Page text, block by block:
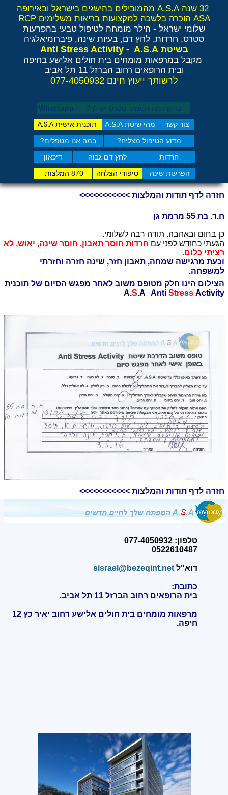
צור קשר מהי שיטת A.S.A תוכנית אישיתA.S.A
חרדות לחץ דם גבוה דיכאון
מדוע הטיפול מצליח? במה אנו מטפלים?
הפרעות שינה סיפורי הצלחה 870 המלצות
בדוק כמה תסמיני סט​רס יש לך? Whatsapp
32 שנה A.S.A מהמובילים בהישגים בישראל ובאירופה
ASA הוכרה בלשכה למקצועות בריאות משלימים RCP
שלומי ישראל - הילר מומחה לטיפול טבעי בהפרעות
סטרס, חרדות, לחץ דם, בעיות שינה, פיברומיאלגיה
בשיטת Anti Stress Activity - A.S.A
מקבל במרפאות מומחים בית חולים אלישע בחיפה
ובית הרופאים רחוב הברזל 11 תל אביב
לרשותך ייעוץ חינם 077-4050932
ח.ר. בת 55 מרמת גן
כן בחום ובאהבה. תודה רבה לשלומי.
הגעתי כחודש לפני עם חרדות חוסר תאבון, חוסר שינה, יאוש, לא
רציתי כלום.
וכעת מרגישה שמחה, תאבון חזר, שינה חזרה וחזרתי
למשפחה.
הצילום הינו חלק מטופס משוב לאחר מפגש הסיום של תוכנית
A.S.A AntiStress Activity
חזרה לדף תודות והמלצות >>>>>>>>>>>
חזרה לדף תודות והמלצות >>>>>>>>>>>
טלפון: 077-4050932
0522610487
דוא"לsisrael@bezeqint.net
כתובת:
בית הרופאים רחוב הברזל 11 תל אביב.
מרפאות מומחים בית חולים אלישע רחוב יאיר כץ 12
חיפה.